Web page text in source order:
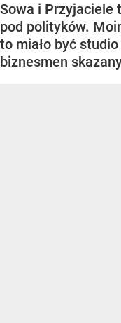
Sowa i Przyjaciele
pod polityków.
to miało być
biznesmen